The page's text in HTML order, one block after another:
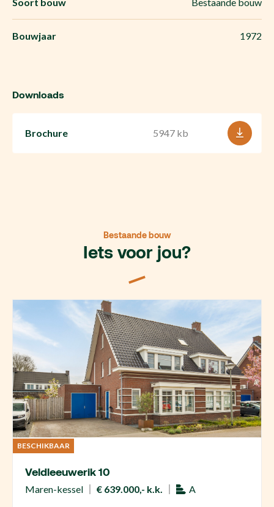
Soort bouw Bestaande bouw
Bouwjaar 1972
Downloads
Brochure 5947 kb
Bestaande bouw
Iets voor jou?
BESCHIKBAAR
Veldleeuwerik 10
Maren-kessel € 639.000,- k.k. A